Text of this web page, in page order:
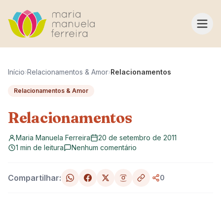
Início›Relacionamentos & Amor›Relacionamentos
Relacionamentos & Amor
Relacionamentos
Maria Manuela Ferreira
20 de setembro de 2011
1 min de leitura
Nenhum comentário
Compartilhar: 0